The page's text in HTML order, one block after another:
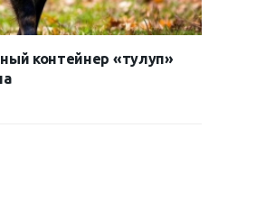
контейнер «тулуп»